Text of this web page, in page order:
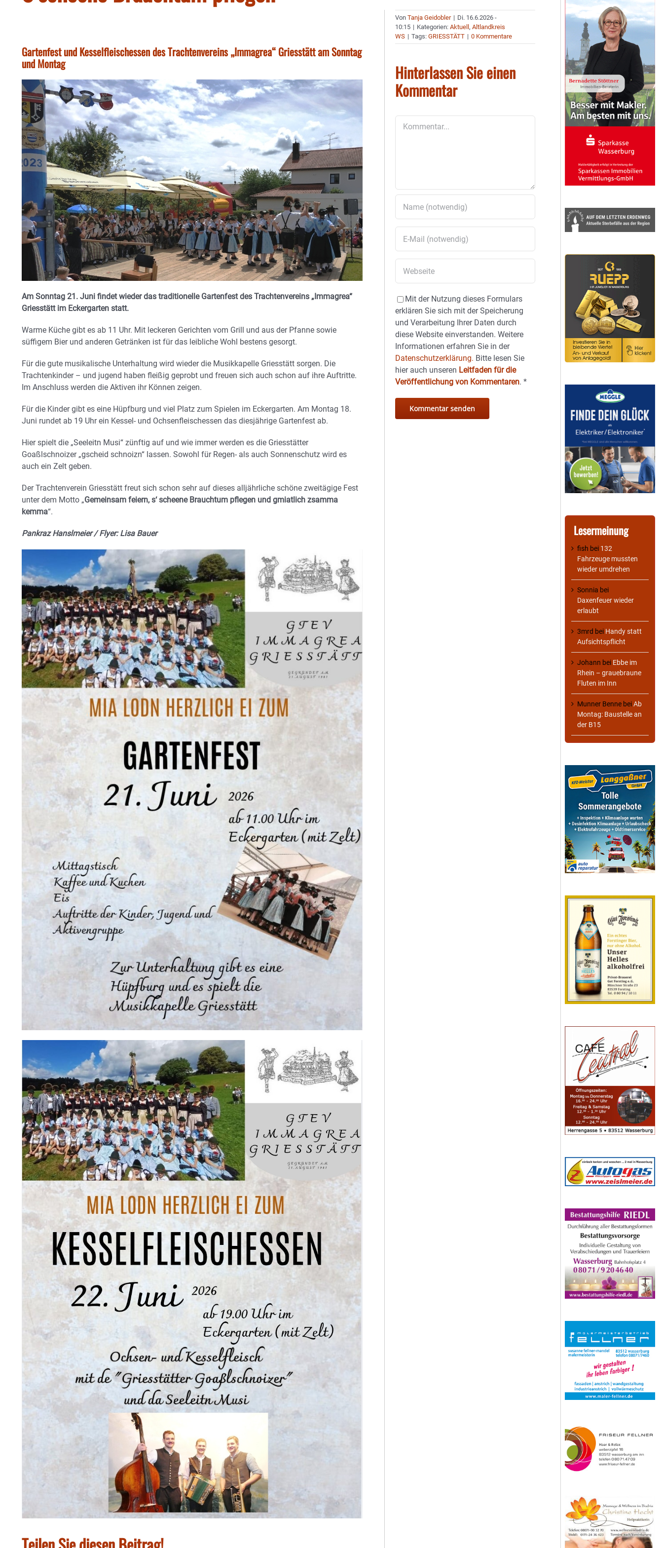
Gartenfest und Kesselfleischessen des Trachtenvereins „Immagrea“ Griesstätt am Sonntag
und Montag
Am Sonntag 21. Juni findet wieder das traditionelle Gartenfest des Trachtenvereins „Immagrea“
Griesstätt im Eckergarten statt.
Warme Küche gibt es ab 11 Uhr. Mit leckeren Gerichten vom Grill und aus der Pfanne sowie
süffigem Bier und anderen Getränken ist für das leibliche Wohl bestens gesorgt.
Für die gute musikalische Unterhaltung wird wieder die Musikkapelle Griesstätt sorgen. Die
Trachtenkinder – und jugend haben fleißig geprobt und freuen sich auch schon auf ihre Auftritte.
Im Anschluss werden die Aktiven ihr Können zeigen.
Für die Kinder gibt es eine Hüpfburg und viel Platz zum Spielen im Eckergarten. Am Montag 18.
Juni rundet ab 19 Uhr ein Kessel- und Ochsenfleischessen das diesjährige Gartenfest ab.
Hier spielt die „Seeleitn Musi“ zünftig auf und wie immer werden es die Griesstätter
Goaßlschnoizer „gscheid schnoizn“ lassen. Sowohl für Regen- als auch Sonnenschutz wird es
auch ein Zelt geben.
Der Trachtenverein Griesstätt freut sich schon sehr auf dieses alljährliche schöne zweitägige Fest
unter dem Motto „Gemeinsam feiern, s‘ scheene Brauchtum pflegen und gmiatlich zsamma
kemma“.
Pankraz Hanslmeier / Flyer: Lisa Bauer
VonTanja Geidobler | Di. 16.6.2026 -
10:15 | Kategorien:Aktuell,Altlandkreis
WS | Tags:GRIESSTÄTT | 0 Kommentare
Hinterlassen Sie einen
Kommentar
Mit der Nutzung dieses Formulars
erklären Sie sich mit der Speicherung
und Verarbeitung Ihrer Daten durch
diese Website einverstanden. Weitere
Informationen erfahren Sie in der
Datenschutzerklärung. Bitte lesen Sie
hier auch unseren Leitfaden für die
Veröffentlichung von Kommentaren.*
Lesermeinung
fish bei 132
Fahrzeuge mussten
wieder umdrehen
Sonnia bei
Daxenfeuer wieder
erlaubt
3mrd bei Handy statt
Aufsichtspflicht
Johann bei Ebbe im
Rhein – grauebraune
Fluten im Inn
Munner Benne beiAb
Montag: Baustelle an
der B15